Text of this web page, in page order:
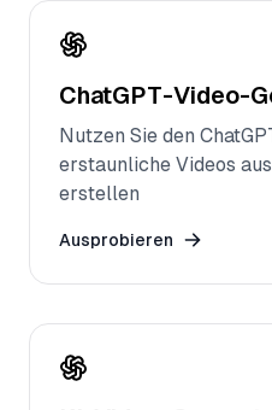
ChatGPT-Video-
Nutzen Sie den
erstaunliche Videos
erstellen
Ausprobieren